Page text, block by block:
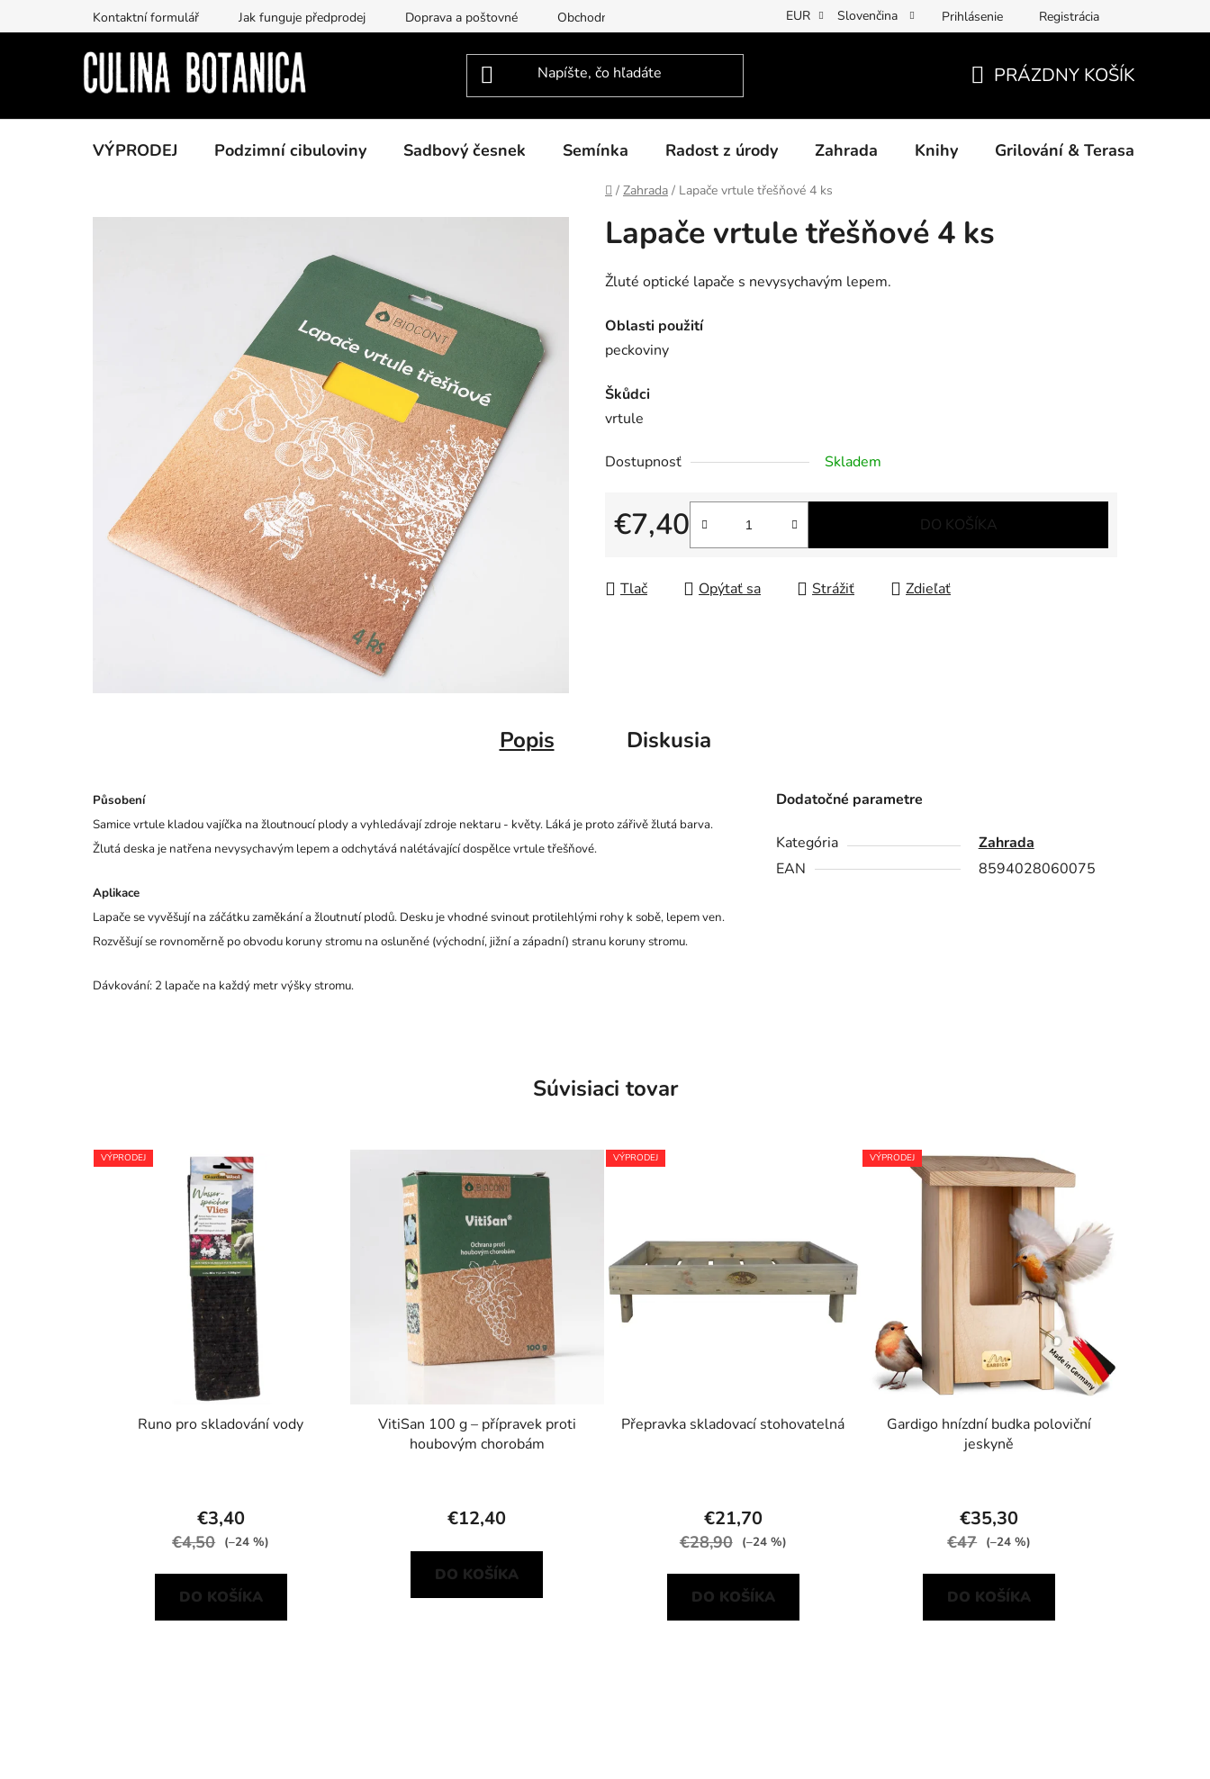
na
Kontaktní formulář Jak funguje předprodej Doprava a poštovné Obchodní podmínky Podmínky ochrany osobních údajů Povinné informace a odkazy ÚKZÚZ
EUR Slovenčina Prihlásenie Registrácia
KOŠÍK
PRÁZDNY KOŠÍK
VÝPRODEJ Podzimní cibuloviny Sadbový česnek Semínka Radost z úrody Zahrada Knihy Grilování & Terasa
Domov
/ Zahrada / Lapače vrtule třešňové 4 ks
Lapače vrtule třešňové 4 ks
Žluté optické lapače s nevysychavým lepem.
Oblasti použití
peckoviny
Škůdci
vrtule
Dostupnosť Skladem
€7,40
Jednotková cena:
DO KOŠÍKA
Tlač Opýtať sa Strážiť Zdieľať
Popis Diskusia
Působení
Samice vrtule kladou vajíčka na žloutnoucí plody a vyhledávají zdroje nektaru - květy. Láká je proto zářivě žlutá barva.
Žlutá deska je natřena nevysychavým lepem a odchytává nalétávající dospělce vrtule třešňové.
Aplikace
Lapače se vyvěšují na záčátku zaměkání a žloutnutí plodů. Desku je vhodné svinout protilehlými rohy k sobě, lepem ven.
Rozvěšují se rovnoměrně po obvodu koruny stromu na osluněné (východní, jižní a západní) stranu koruny stromu.
Dávkování: 2 lapače na každý metr výšky stromu.
Dodatočné parametre
Kategória
Zahrada
EAN
8594028060075
Súvisiaci tovar
VÝPRODEJ
Runo pro skladování vody
€3,40
€4,50 (–24 %)
DO KOŠÍKA
VitiSan 100 g – přípravek proti
houbovým chorobám
€12,40
DO KOŠÍKA
VÝPRODEJ
Přepravka skladovací stohovatelná
€21,70
€28,90 (–24 %)
DO KOŠÍKA
VÝPRODEJ
Gardigo hnízdní budka poloviční
jeskyně
€35,30
€47 (–24 %)
DO KOŠÍKA